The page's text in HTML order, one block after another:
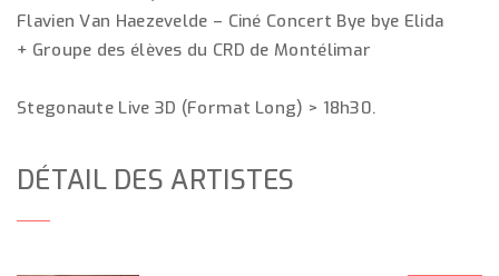
Flavien Van Haezevelde – Ciné Concert Bye bye Elida
+ Groupe des élèves du CRD de Montélimar
Stegonaute Live 3D (Format Long) > 18h30.
DÉTAIL DES ARTISTES